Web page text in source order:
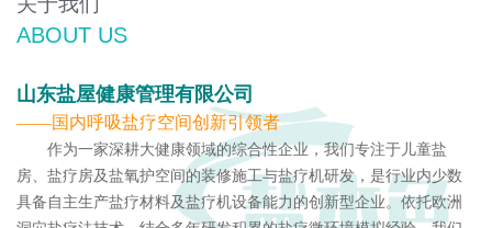
ABOUT US
‌山东盐屋健康管理有限公司‌
——国内呼吸盐疗空间创新引领者
作为一家深耕大健康领域的综合性企业，我们专注于儿童盐
房、盐疗房及盐氧护空间的装修施工与盐疗机研发，是行业内少数
具备自主生产盐疗材料及盐疗机设备能力的创新型企业。依托欧洲